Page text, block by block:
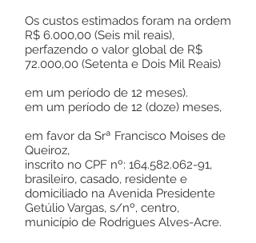
Os custos estimados foram na ordem
R$ 6.000,00 (Seis mil reais),
perfazendo o valor global de R$
72.000,00 (Setenta e Dois Mil Reais)
em um período de 12 meses).
em um período de 12 (doze) meses,
em favor da Srª Francisco Moises de
Queiroz,
inscrito no CPF nº: 164.582.062-91,
brasileiro, casado, residente e
domiciliado na Avenida Presidente
Getúlio Vargas, s/nº, centro,
município de Rodrigues Alves-Acre.